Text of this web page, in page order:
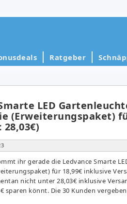
Ratgeber
LED
(Erweiterungspaket)
ihr gerade die Ledvance Smarte
für 18,99€ inklusive
nicht unter 28,03€ inklusive
sparen könnt. Die 30 Kunden